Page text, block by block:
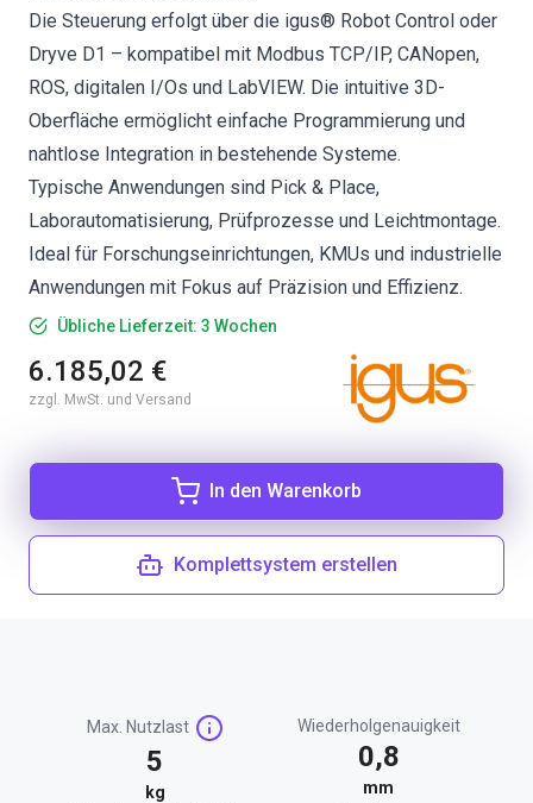
Die Steuerung erfolgt über die igus® Robot Control oder
Dryve D1 – kompatibel mit Modbus TCP/IP, CANopen,
ROS, digitalen I/Os und LabVIEW. Die intuitive 3D-
Oberfläche ermöglicht einfache Programmierung und
nahtlose Integration in bestehende Systeme.
Typische Anwendungen sind Pick & Place,
Laborautomatisierung, Prüfprozesse und Leichtmontage.
Ideal für Forschungseinrichtungen, KMUs und industrielle
Anwendungen mit Fokus auf Präzision und Effizienz.
Übliche Lieferzeit: 3 Wochen
6.185,02 €
zzgl. MwSt. und Versand
In den Warenkorb
Komplettsystem erstellen
Max. Nutzlast
5
kg
Wiederholgenauigkeit
0,8
mm